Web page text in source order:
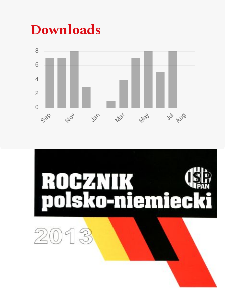
Downloads
Cover image